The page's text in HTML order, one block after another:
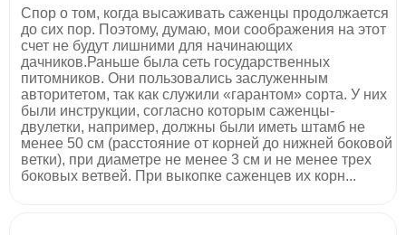
Спор о том, когда высаживать саженцы продолжается
до сих пор. Поэтому, думаю, мои соображения на этот
счет не будут лишними для начинающих
дачников.Раньше была сеть государственных
питомников. Они пользовались заслуженным
авторитетом, так как служили «гарантом» сорта. У них
были инструкции, согласно которым саженцы-
двулетки, например, должны были иметь штамб не
менее 50 см (расстояние от корней до нижней боковой
ветки), при диаметре не менее 3 см и не менее трех
боковых ветвей. При выкопке саженцев их корн...